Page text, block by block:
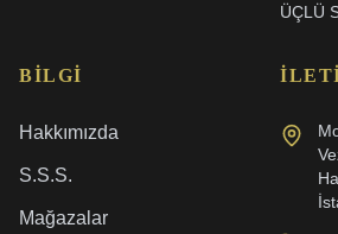
ÜÇLÜ
BILGI
Hakkımızda
S.S.S.
Mağazalar